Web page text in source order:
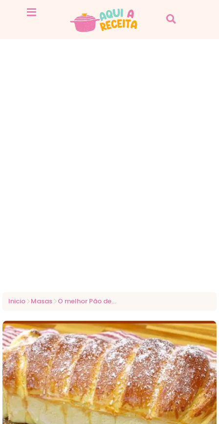
Inicio Masas O melhor Pão de Leite do mundo: simples, fofinho e delicioso